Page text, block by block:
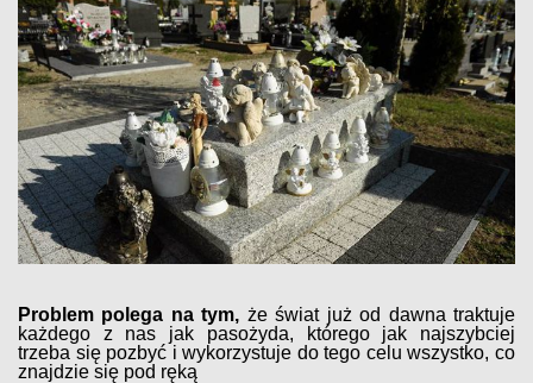
Problem polega na tym, że świat już od dawna traktuje
każdego z nas jak pasożyda, którego jak najszybciej
trzeba się pozbyć i wykorzystuje do tego celu wszystko, co
znajdzie się pod ręką